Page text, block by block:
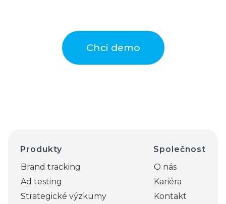
Chci demo
Produkty
Brand tracking
Ad testing
Strategické výzkumy
Společnost
O nás
Kariéra
Kontakt